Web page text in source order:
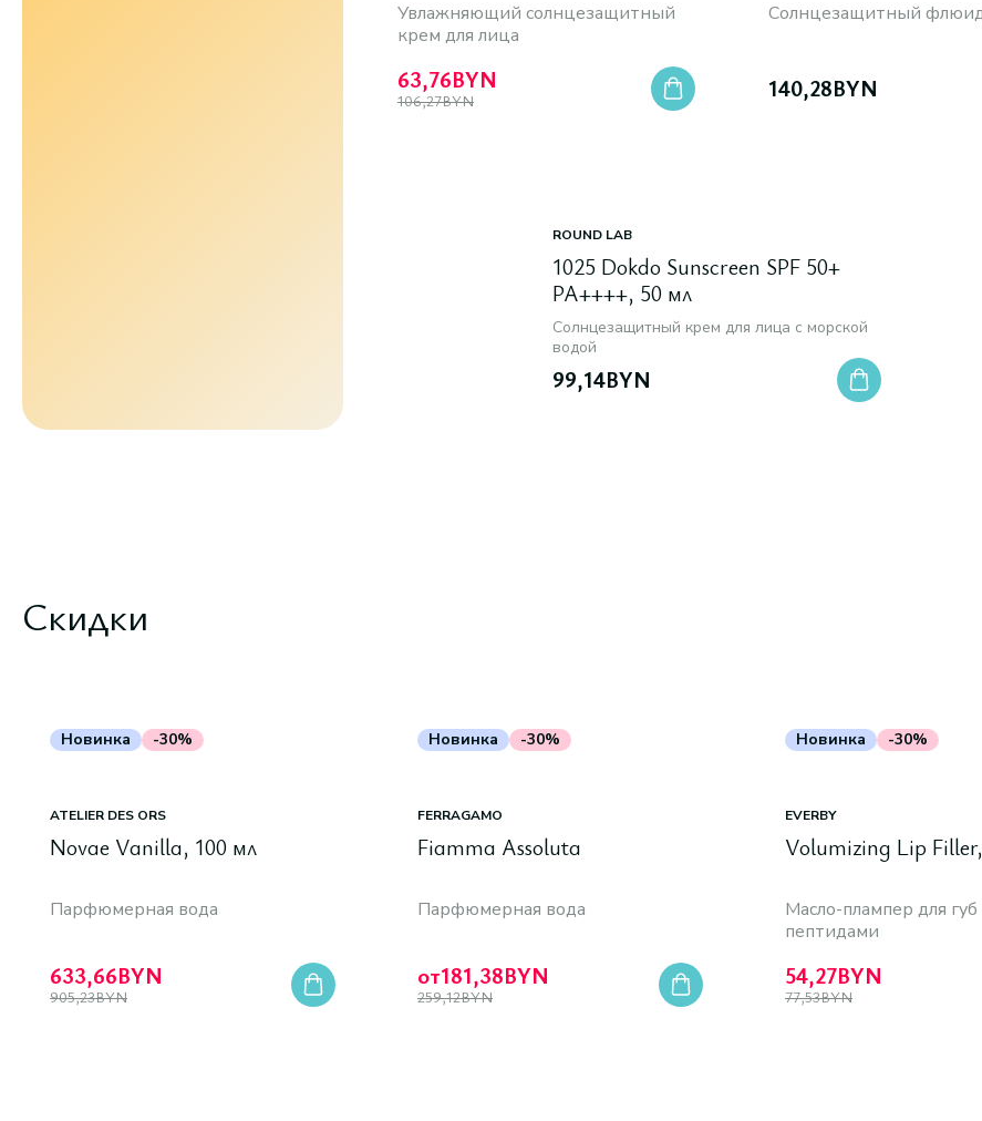
Увлажняющий солнцезащитный
крем для лица
63,76BYN
106,27BYN
Солнцезащитный
140,28BYN
ROUND LAB
1025 Dokdo Sunscreen SPF 50+
PA++++, 50 мл
Солнцезащитный крем для лица с морской
водой
99,14BYN
Скидки
Новинка -30%
ATELIER DES ORS
Novae Vanilla, 100 мл
Парфюмерная вода
633,66BYN
905,23BYN
Новинка -30%
FERRAGAMO
Fiamma Assoluta
Парфюмерная вода
от181,38BYN
259,12BYN
Новинка -30%
EVERBY
Volumizing Lip
Масло-плампер для губ
пептидами
54,27BYN
77,53BYN